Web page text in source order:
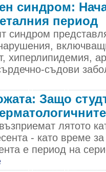
синдром:
период
синдром
хиперлипидемия,
съдови
Защо
лятото
- като време
е период на